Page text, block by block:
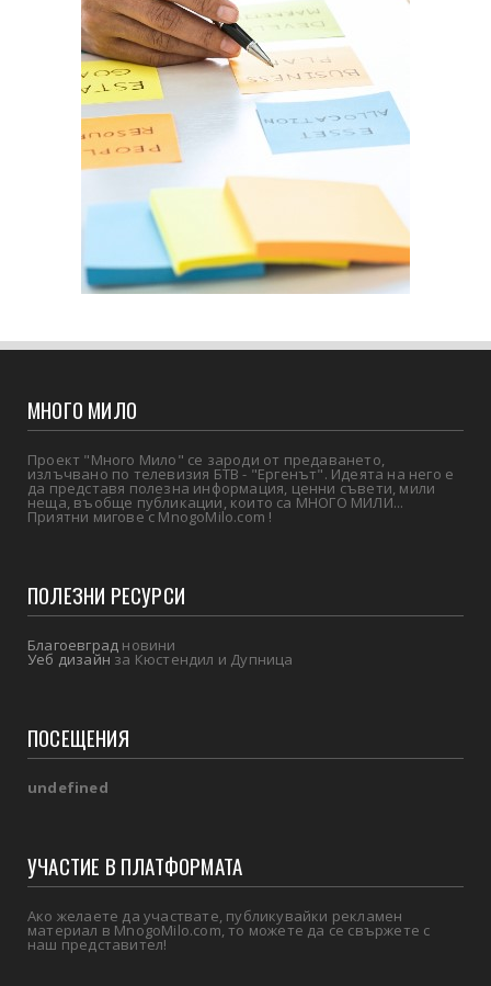
МНОГО МИЛО
Проект "Много Мило" се зароди от предаването,
излъчвано по телевизия БТВ - "Ергенът". Идеята на него е
да представя полезна информация, ценни съвети, мили
неща, въобще публикации, които са МНОГО МИЛИ...
Приятни мигове с MnogoMilo.com !
ПОЛЕЗНИ РЕСУРСИ
Благоевград новини
Уеб дизайнза Кюстендил и Дупница
ПОСЕЩЕНИЯ
undefined
УЧАСТИЕ В ПЛАТФОРМАТА
Ако желаете да участвате, публикувайки рекламен
материал в MnogoMilo.com, то можете да се свържете с
наш представител!